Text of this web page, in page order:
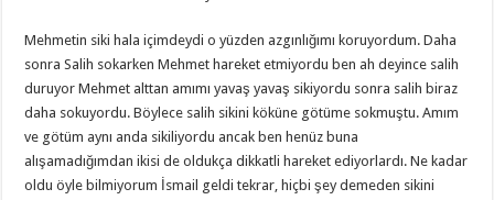
Mehmetin siki hala içimdeydi o yüzden azgınlığımı koruyordum. Daha
sonra Salih sokarken Mehmet hareket etmiyordu ben ah deyince salih
duruyor Mehmet alttan amımı yavaş yavaş sikiyordu sonra salih biraz
daha sokuyordu. Böylece salih sikini köküne götüme sokmuştu. Amım
ve götüm aynı anda sikiliyordu ancak ben henüz buna
alışamadığımdan ikisi de oldukça dikkatli hareket ediyorlardı. Ne kadar
oldu öyle bilmiyorum İsmail geldi tekrar, hiçbi şey demeden sikini